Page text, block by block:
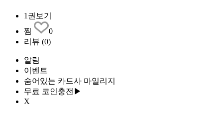
1권보기
찜
0
리뷰 (0)
알림
이벤트
숨어있는 카드사 마일리지
무료 코인충전▶
X